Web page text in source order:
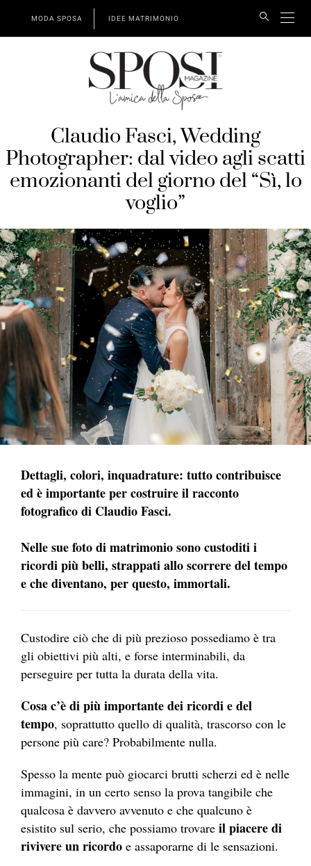
MODA SPOSA IDEE MATRIMONIO
Claudio Fasci, Wedding
Photographer: dal video agli scatti
emozionanti del giorno del “Sì, lo
voglio”
Dettagli, colori, inquadrature: tutto contribuisce
ed è importante per costruire il racconto
fotografico di Claudio Fasci.
Nelle sue foto di matrimonio sono custoditi i
ricordi più belli, strappati allo scorrere del tempo
e che diventano, per questo, immortali.
Custodire ciò che di più prezioso possediamo è tra
gli obiettivi più alti, e forse interminabili, da
perseguire per tutta la durata della vita.
Cosa c’è di più importante dei ricordi e del
tempo, soprattutto quello di qualità, trascorso con le
persone più care? Probabilmente nulla.
Spesso la mente può giocarci brutti scherzi ed è nelle
immagini, in un certo senso la prova tangibile che
qualcosa è davvero avvenuto e che qualcuno è
esistito sul serio, che possiamo trovare il piacere di
rivivere un ricordo e assaporarne di le sensazioni.